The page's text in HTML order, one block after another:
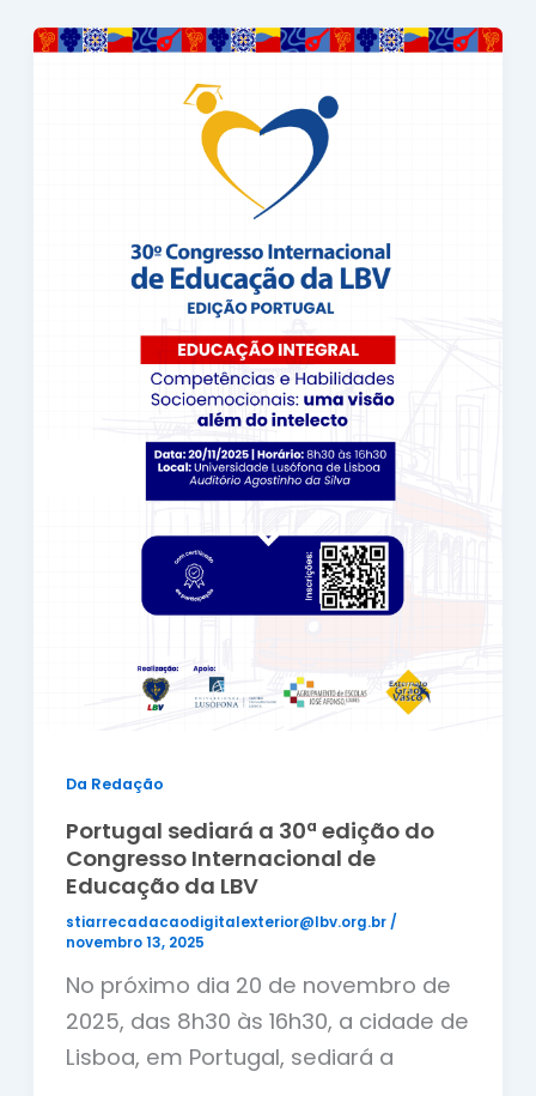
Da Redação
Portugal sediará a 30ª edição do
Congresso Internacional de
Educação da LBV
stiarrecadacaodigitalexterior@lbv.org.br/
novembro 13, 2025
No próximo dia 20 de novembro de
2025, das 8h30 às 16h30, a cidade de
Lisboa, em Portugal, sediará a